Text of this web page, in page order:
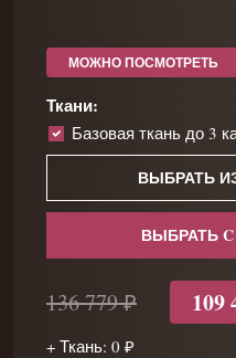
МОЖНО ПОСМОТРЕТЬ
Ткани:
Базовая ткань до 3
ВЫБРАТЬ
ВЫБРАТЬ
136 779 ₽ 109
+ Ткань: 0 ₽